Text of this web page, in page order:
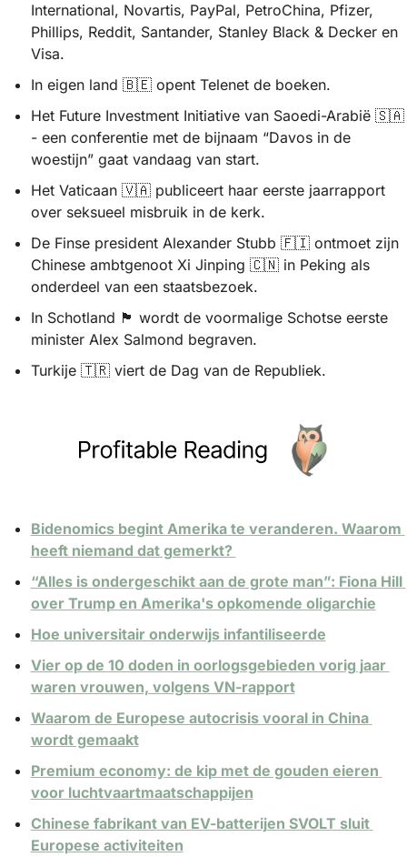
International, Novartis, PayPal, PetroChina, Pfizer,
Phillips, Reddit, Santander, Stanley Black & Decker en
Visa.
In eigen land 🇧🇪 opent Telenet de boeken.
Het Future Investment Initiative van Saoedi-Arabië 🇸🇦
- een conferentie met de bijnaam “Davos in de
woestijn” gaat vandaag van start.
Het Vaticaan 🇻🇦 publiceert haar eerste jaarrapport
over seksueel misbruik in de kerk.
De Finse president Alexander Stubb 🇫🇮 ontmoet zijn
Chinese ambtgenoot Xi Jinping 🇨🇳 in Peking als
onderdeel van een staatsbezoek.
In Schotland 🏴󠁧󠁢󠁳󠁣󠁴󠁿 wordt de voormalige Schotse eerste
minister Alex Salmond begraven.
Turkije 🇹🇷 viert de Dag van de Republiek.
Bidenomics begint Amerika te veranderen. Waarom
heeft niemand dat gemerkt?
“Alles is ondergeschikt aan de grote man”: Fiona Hill
over Trump en Amerika's opkomende oligarchie
Hoe universitair onderwijs infantiliseerde
Vier op de 10 doden in oorlogsgebieden vorig jaar
waren vrouwen, volgens VN-rapport
Waarom de Europese autocrisis vooral in China
wordt gemaakt
Premium economy: de kip met de gouden eieren
voor luchtvaartmaatschappijen
Chinese fabrikant van EV-batterijen SVOLT sluit
Europese activiteiten